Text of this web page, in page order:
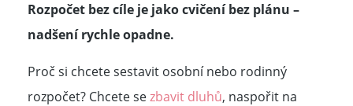
Rozpočet bez cíle je jako cvičení bez plánu –
nadšení rychle opadne.
Proč si chcete sestavit osobní nebo rodinný
rozpočet? Chcete sezbavit dluhů, naspořit na